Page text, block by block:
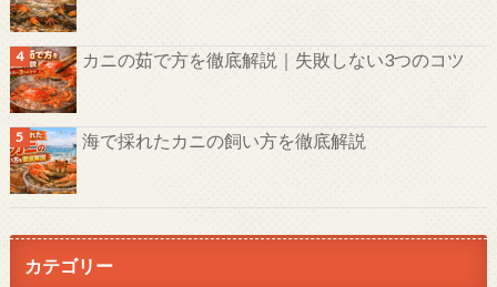
カニの茹で方を徹底解説｜失敗しない3つのコツ
海で採れたカニの飼い方を徹底解説
カテゴリー